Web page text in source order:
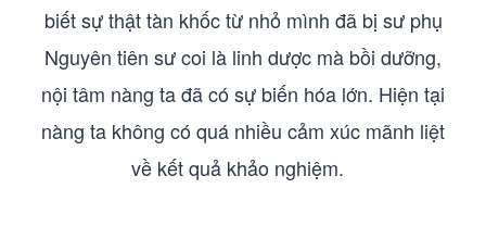
biết sự thật tàn khốc từ nhỏ mình đã bị sư phụ
Nguyên tiên sư coi là linh dược mà bồi dưỡng,
nội tâm nàng ta đã có sự biến hóa lớn. Hiện tại
nàng ta không có quá nhiều cảm xúc mãnh liệt
về kết quả khảo nghiệm.